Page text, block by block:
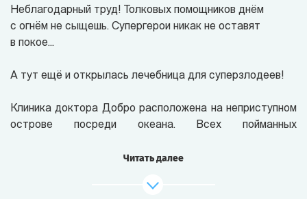
Неблагодарный труд! Толковых помощников днём
с огнём не сыщешь. Супергерои никак не оставят
в покое...
А тут ещё и открылась лечебница для суперзлодеев!
Клиника доктора Добро расположена на неприступном
острове посреди океана. Всех пойманных
шарики, вегетарианская диета, котята и мультики
Читать далее